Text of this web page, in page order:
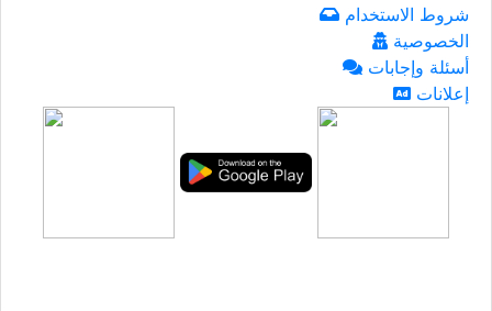
شروط الاستخدام
الخصوصية
أسئلة وإجابات
إعلانات